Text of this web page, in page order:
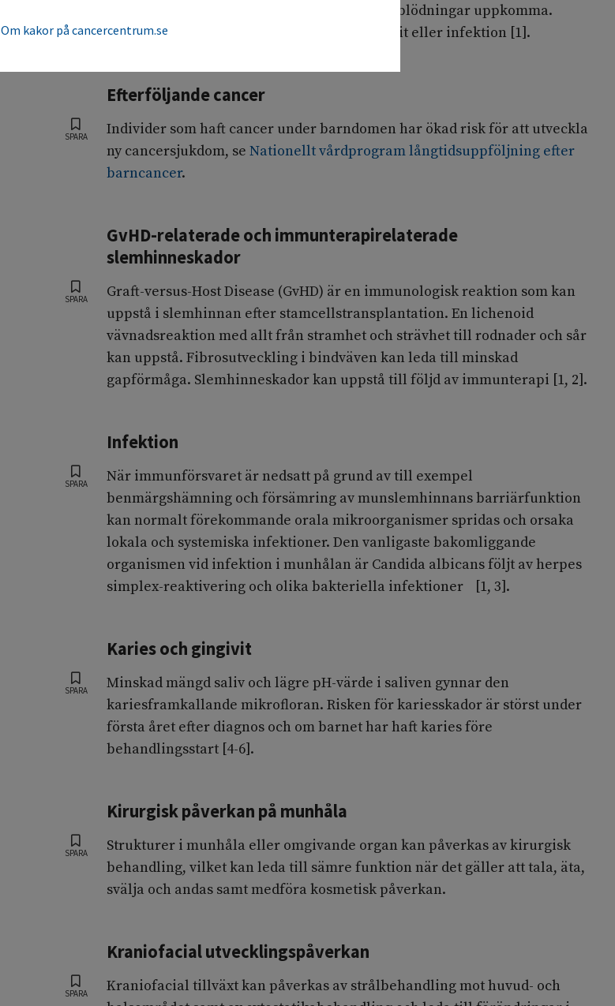
benmärgshämning kan spontana slemhinneblödningar uppkomma.
Risken för blödning ökar vid samtidig mukosit eller infektion [1].
Efterföljande cancer
SPARA
Individer som haft cancer under barndomen har ökad risk för att utveckla
ny cancersjukdom, seNationellt vårdprogram långtidsuppföljning efter
barncancer.
GvHD-relaterade och immunterapirelaterade
slemhinneskador
SPARA
Graft-versus-Host Disease (GvHD) är en immunologisk reaktion som kan
uppstå i slemhinnan efter stamcellstransplantation. En lichenoid
vävnadsreaktion med allt från stramhet och strävhet till rodnader och sår
kan uppstå. Fibrosutveckling i bindväven kan leda till minskad
gapförmåga. Slemhinneskador kan uppstå till följd av immunterapi [1, 2].
Infektion
SPARA
När immunförsvaret är nedsatt på grund av till exempel
benmärgshämning och försämring av munslemhinnans barriärfunktion
kan normalt förekommande orala mikroorganismer spridas och orsaka
lokala och systemiska infektioner. Den vanligaste bakomliggande
organismen vid infektion i munhålan är Candida albicans följt av herpes
simplex-reaktivering och olika bakteriella infektioner [1, 3].
Karies och gingivit
SPARA
Minskad mängd saliv och lägre pH-värde i saliven gynnar den
kariesframkallande mikrofloran. Risken för kariesskador är störst under
första året efter diagnos och om barnet har haft karies före
behandlingsstart [4-6].
Kirurgisk påverkan på munhåla
SPARA
Strukturer i munhåla eller omgivande organ kan påverkas av kirurgisk
behandling, vilket kan leda till sämre funktion när det gäller att tala, äta,
svälja och andas samt medföra kosmetisk påverkan.
Kraniofacial utvecklingspåverkan
SPARA
Kraniofacial tillväxt kan påverkas av strålbehandling mot huvud- och
Om kakor på cancercentrum.se